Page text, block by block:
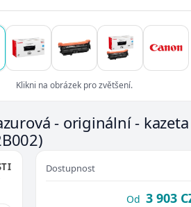
Klikni na obrázek pro zvětšení.
- originální -
Dostupnost
Od 3 903